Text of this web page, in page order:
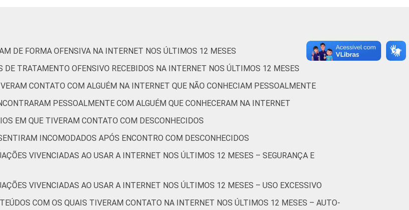
46
Até 1 SM 15 21 0 0
Mais de 1 SM até 2 SM 13 20 0 0 66
Mais de 2 SM até 3 SM 16 21 1
Mais de 3 SM 15 30 0 0
Não sabe 27 20 0 0 52
DE FORMA OFENSIVA NA INTERNET NOS ÚLTIMOS 12 MESES
TRATAMENTO OFENSIVO RECEBIDOS NA INTERNET NOS ÚLTIMOS 12 MESES
CONTATO COM ALGUÉM NA INTERNET QUE NÃO CONHECIAM PESSOALMENTE
PESSOALMENTE COM ALGUÉM QUE CONHECERAM NA INTERNET
EM QUE TIVERAM CONTATO COM DESCONHECIDOS
INCOMODADOS APÓS ENCONTRO COM DESCONHECIDOS
VIVENCIADAS AO USAR A INTERNET NOS ÚLTIMOS 12 MESES – SEGURANÇA E
VIVENCIADAS AO USAR A INTERNET NOS ÚLTIMOS 12 MESES – USO EXCESSIVO
COM OS QUAIS TIVERAM CONTATO NA INTERNET NOS ÚLTIMOS 12 MESES – AUTO-